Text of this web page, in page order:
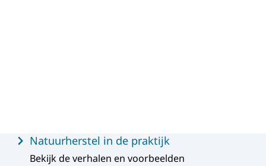
MenuNatuurherstel in de praktijk
Bekijk de verhalen en voorbeelden